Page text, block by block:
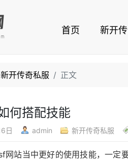
首页 新开
新开传奇私服 正文
何搭配技能
日 admin 新开传奇私服
网站当中更好的使用技能，一定